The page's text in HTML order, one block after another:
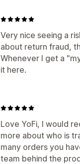
Very nice seeing a
about return fraud,
Whenever I get a
it here.
Love YoFi, I would
more about who is
many orders you
team behind the